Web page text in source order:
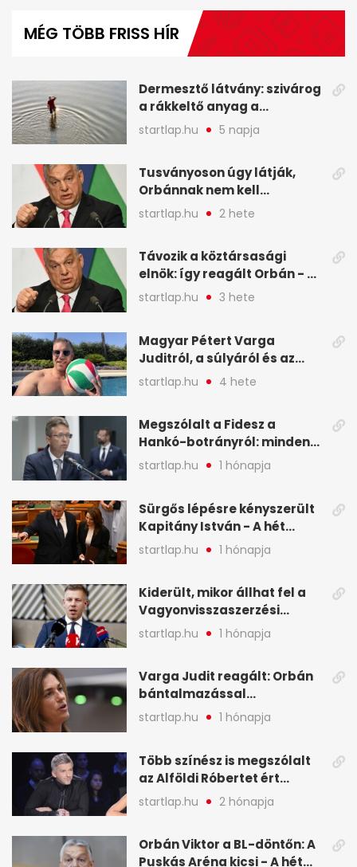
minutes,
MÉG TÖBB FRISS HÍR
Dermesztő látvány: szivárog
a rákkeltő anyag a
kiszáradó Dunába
Budapesten - A hét
képekben
startlap.hu 5 napja
Tusványoson úgy látják,
Orbánnak nem kell
változtatnia - A hét
legfontosabb hírei
startlap.hu 2 hete
Távozik a köztársasági
elnök: így reagált Orbán - A
hét legfontosabb hírei
képekben
startlap.hu 3 hete
Magyar Pétert Varga
Juditról, a súlyáról és az
alvásidejéről is faggatták a
Redditen, sok kérdésre sírva
A hét legfontosabb hírei
képekben
startlap.hu 4 hete
Megszólalt a Fidesz a
Hankó-botrányról: minden
forint jó helyre ment - A hét
legfontosabb hírei
startlap.hu 1 hónapja
Sürgős lépésre kényszerült
Kapitány István - A hét
legfontosabb hírei
képekben
startlap.hu 1 hónapja
Kiderült, mikor állhat fel a
Vagyonvisszaszerzési
Hivatal - A hét legfontosabb
hírei képekben
startlap.hu 1 hónapja
Varga Judit reagált: Orbán
bántalmazással
kapcsolatban emlegette - A
hét legfontosabb hírei
startlap.hu 1 hónapja
Több színész is megszólalt
az Alföldi Róbertet ért
vádakról - A hét
legfontosabb hírei
startlap.hu 2 hónapja
Orbán Viktor a BL-döntőn: A
Puskás Aréna kicsi - A hét